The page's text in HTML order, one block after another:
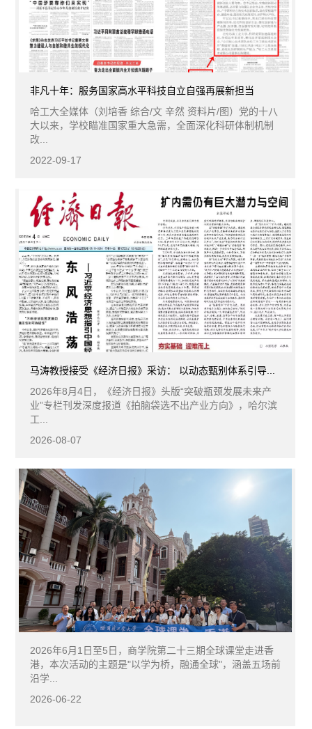
非凡十年：服务国家高水平科技自立自强再展新担当
哈工大全媒体（刘培香 综合/文 辛然 资料片/图）党的十八
大以来，学校瞄准国家重大急需，全面深化科研体制机制
改...
2022-09-17
马涛教授接受《经济日报》采访： 以动态甄别体系引导...
2026年8月4日，《经济日报》头版“突破瓶颈发展未来产
业”专栏刊发深度报道《拍脑袋选不出产业方向》，哈尔滨
工...
2026-08-07
2026年6月1日至5日，商学院第二十三期全球课堂走进香
港，本次活动的主题是"以学为桥，融通全球"，涵盖五场前
沿学...
2026-06-22